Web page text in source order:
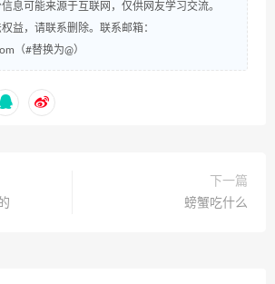
息可能来源于互联网，仅供网友学习交流。
益，请联系删除。联系邮箱：
（#替换为@）
下一篇
螃蟹吃什么